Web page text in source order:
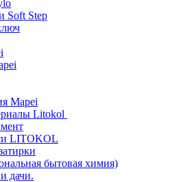
Soft Step
Mapei
Litokol
LITOKOL
бытовая химия)
дачи.